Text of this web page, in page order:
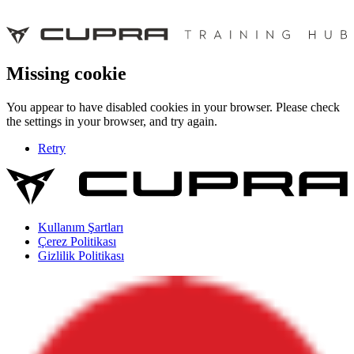
Missing cookie
You appear to have disabled cookies in your browser. Please check
the settings in your browser, and try again.
Retry
Kullanım Şartları
Çerez Politikası
Gizlilik Politikası